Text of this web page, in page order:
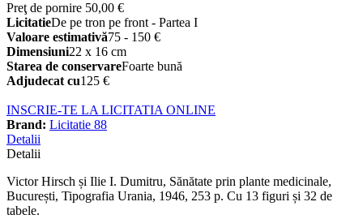
Preţ de pornire 50,00 €
LicitatieDe pe tron pe front - Partea I
Valoare estimativă75 - 150 €
Dimensiuni22 x 16 cm
Starea de conservareFoarte bună
Adjudecat cu125 €
INSCRIE-TE LA LICITATIA ONLINE
Brand: Licitatie 88
Detalii
Detalii
Victor Hirsch și Ilie I. Dumitru, Sănătate prin plante medicinale,
București, Tipografia Urania, 1946, 253 p. Cu 13 figuri și 32 de
tabele.